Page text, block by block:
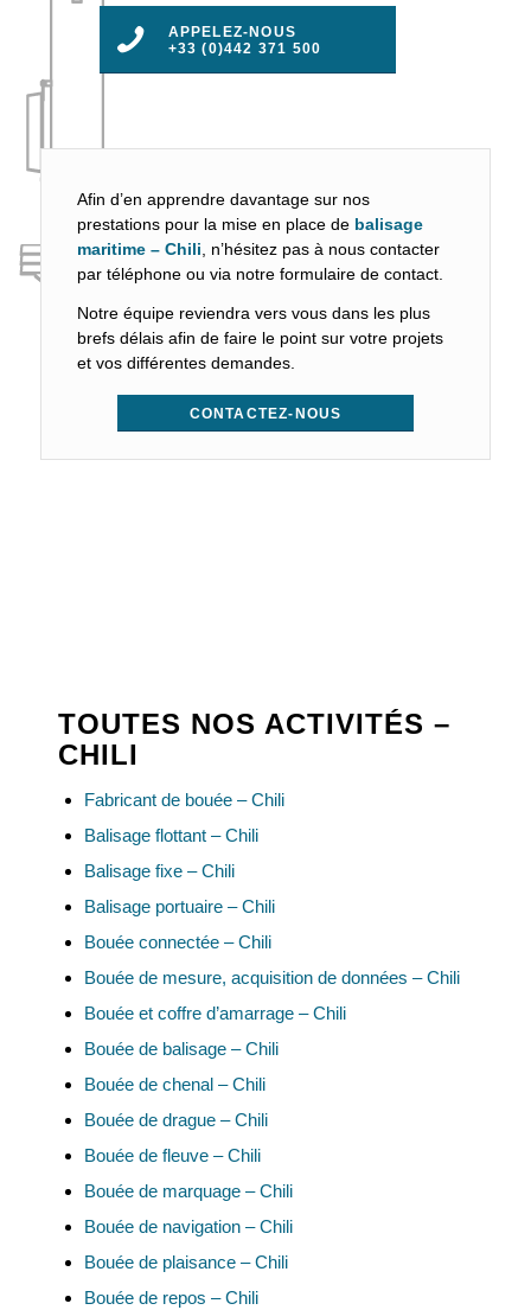
APPELEZ-NOUS
+33 (0)442 371 500
Afin d’en apprendre davantage sur nos
prestations pour la mise en place de balisage
maritime – Chili, n’hésitez pas à nous contacter
par téléphone ou via notre formulaire de contact.
Notre équipe reviendra vers vous dans les plus
brefs délais afin de faire le point sur votre projets
et vos différentes demandes.
CONTACTEZ-NOUS
TOUTES NOS ACTIVITÉS –
CHILI
Fabricant de bouée – Chili
Balisage flottant – Chili
Balisage fixe – Chili
Balisage portuaire – Chili
Bouée connectée – Chili
Bouée de mesure, acquisition de données – Chili
Bouée et coffre d’amarrage – Chili
Bouée de balisage – Chili
Bouée de chenal – Chili
Bouée de drague – Chili
Bouée de fleuve – Chili
Bouée de marquage – Chili
Bouée de navigation – Chili
Bouée de plaisance – Chili
Bouée de repos – Chili